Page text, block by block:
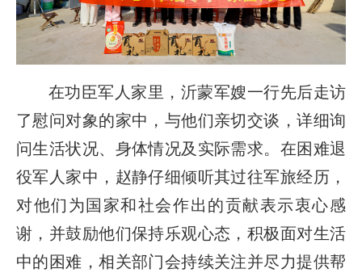
在功臣军人家里，沂蒙军嫂一行先后走访
了慰问对象的家中，与他们亲切交谈，详细询
问生活状况、身体情况及实际需求。在困难退
役军人家中，赵静仔细倾听其过往军旅经历，
对他们为国家和社会作出的贡献表示衷心感
谢，并鼓励他们保持乐观心态，积极面对生活
中的困难，相关部门会持续关注并尽力提供帮